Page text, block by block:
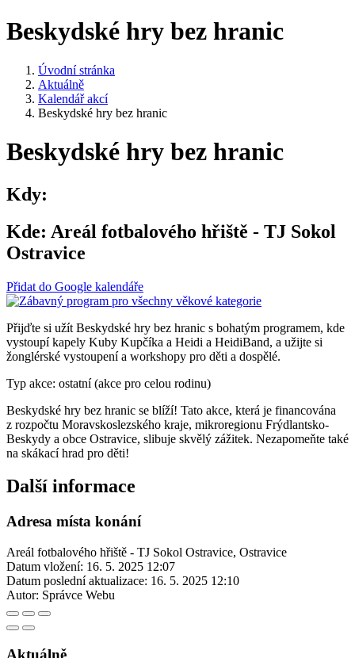
Beskydské hry bez hranic
Úvodní stránka
Aktuálně
Kalendář akcí
Beskydské hry bez hranic
Beskydské hry bez hranic
Kdy:
Kde: Areál fotbalového hřiště - TJ Sokol
Ostravice
Přidat do Google kalendáře
Přijďte si užít Beskydské hry bez hranic s bohatým programem, kde
vystoupí kapely Kuby Kupčíka a Heidi a HeidiBand, a užijte si
žonglérské vystoupení a workshopy pro děti a dospělé.
Typ akce: ostatní (akce pro celou rodinu)
Beskydské hry bez hranic se blíží! Tato akce, která je financována
z rozpočtu Moravskoslezského kraje, mikroregionu Frýdlantsko-
Beskydy a obce Ostravice, slibuje skvělý zážitek. Nezapomeňte také
na skákací hrad pro děti!
Další informace
Adresa místa konání
Areál fotbalového hřiště - TJ Sokol Ostravice, Ostravice
Datum vložení: 16. 5. 2025 12:07
Datum poslední aktualizace: 16. 5. 2025 12:10
Autor: Správce Webu
Aktuálně